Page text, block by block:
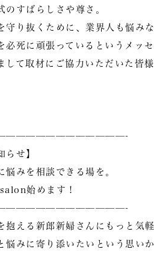
のすばらしさや尊さ。
守り抜くために、業界人も悩み
必死に頑張っているというメッ
して取材にご協力いただいた皆
らせ】
悩みを相談できる場を。
始めます！
抱える新郎新婦さんにもっと気
悩みに寄り添いたいという思い